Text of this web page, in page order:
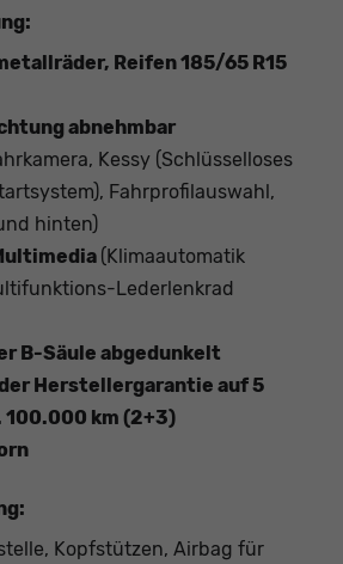
Reifen 185/65 R15
abnehmbar
Kessy (Schlüsselloses
Fahrprofilauswahl,
hinten)
(Klimaautomatik
Lederlenkrad
B-Säule abgedunkelt
Herstellergarantie auf 5
100.000 km (2+3)
Kopfstützen, Airbag für